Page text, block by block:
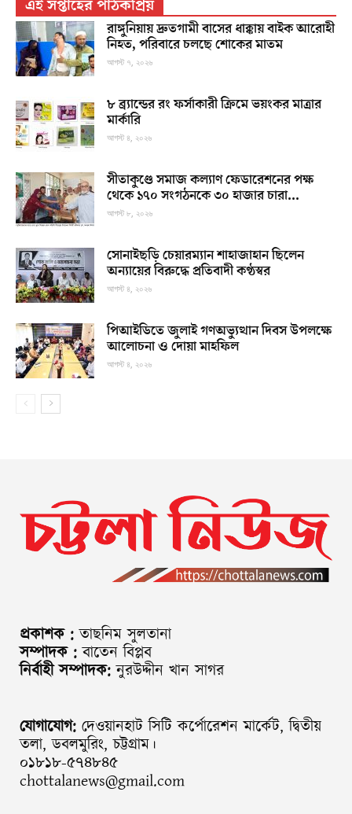
এই সপ্তাহের পাঠকপ্রিয়
রাঙ্গুনিয়ায় দ্রুতগামী বাসের ধাক্কায় বাইক আরোহী
নিহত, পরিবারে চলছে শোকের মাতম
আগস্ট ৭, ২০২৬
৮ ব্র্যান্ডের রং ফর্সাকারী ক্রিমে ভয়ংকর মাত্রার
মার্কারি
আগস্ট ৪, ২০২৬
সীতাকুণ্ডে সমাজ কল্যাণ ফেডারেশনের পক্ষ
থেকে ১৭০ সংগঠনকে ৩০ হাজার চারা...
আগস্ট ৮, ২০২৬
সোনাইছড়ি চেয়ারম্যান শাহাজাহান ছিলেন
অন্যায়ের বিরুদ্ধে প্রতিবাদী কণ্ঠস্বর
আগস্ট ৪, ২০২৬
পিআইডিতে জুলাই গণঅভ্যুত্থান দিবস উপলক্ষে
আলোচনা ও দোয়া মাহফিল
আগস্ট ৪, ২০২৬
প্রকাশক : তাছনিম সুলতানা
সম্পাদক : বাতেন বিপ্লব
নির্বাহী সম্পাদক: নুরউদ্দীন খান সাগর
যোগাযোগ: দেওয়ানহাট সিটি কর্পোরেশন মার্কেট, দ্বিতীয়
তলা, ডবলমুরিং, চট্টগ্রাম।
০১৮১৮-৫৭৪৮৪৫
chottalanews@gmail.com